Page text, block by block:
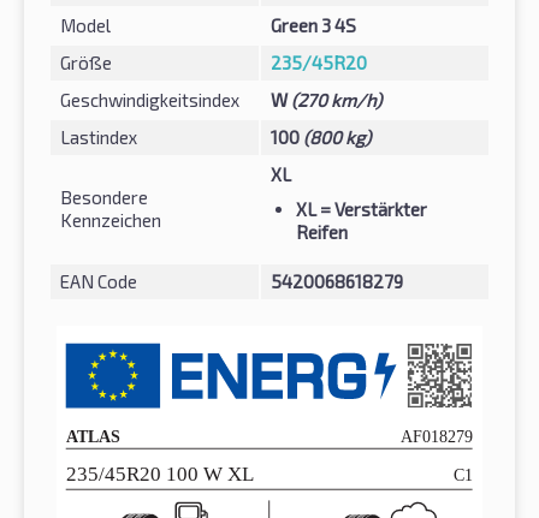
Model
Green 3 4S
Größe
235/45R20
Geschwindigkeitsindex
W(270 km/h)
Lastindex
100 (800 kg)
Besondere
Kennzeichen
XL
XL= Verstärkter
Reifen
EAN Code 5420068618279